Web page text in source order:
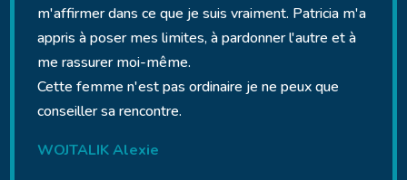
m'affirmer dans ce que je suis vraiment. Patricia m'a
appris à poser mes limites, à pardonner l'autre et à
me rassurer moi-même.
Cette femme n'est pas ordinaire je ne peux que
conseiller sa rencontre.
WOJTALIK Alexie